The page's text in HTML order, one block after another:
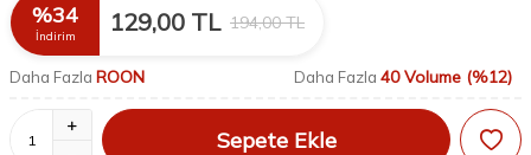
%34
İndirim 129,00 TL 194,00TL
Daha Fazla ROON Daha Fazla 40 Volume (%12)
Sepete Ekle